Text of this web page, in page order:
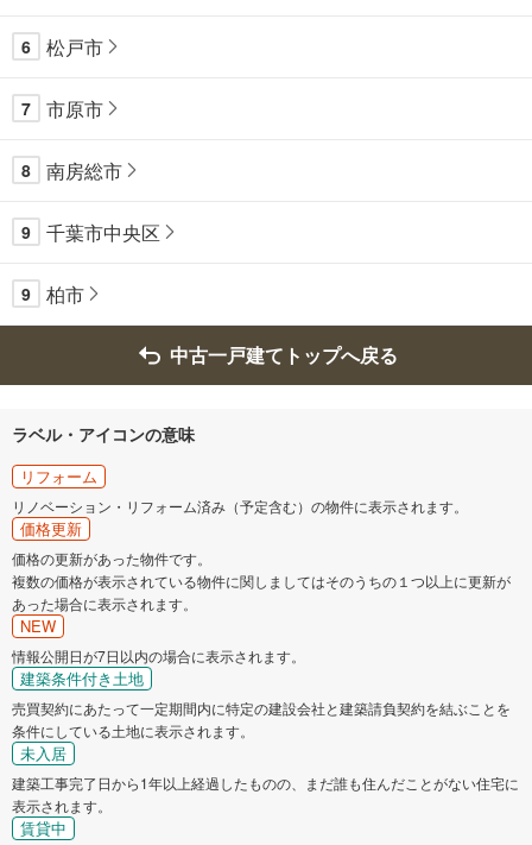
6 松戸市
7 市原市
8 南房総市
9 千葉市中央区
9 柏市
中古一戸建てトップへ戻る
ラベル・アイコンの意味
リフォーム
リノベーション・リフォーム済み（予定含む）の物件に表示されます。
価格更新
価格の更新があった物件です。
複数の価格が表示されている物件に関しましてはそのうちの１つ以上に更新が
あった場合に表示されます。
NEW
情報公開日が7日以内の場合に表示されます。
建築条件付き土地
売買契約にあたって一定期間内に特定の建設会社と建築請負契約を結ぶことを
条件にしている土地に表示されます。
未入居
建築工事完了日から1年以上経過したものの、まだ誰も住んだことがない住宅に
表示されます。
賃貸中